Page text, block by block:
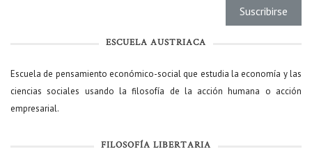
ESCUELA AUSTRIACA
Escuela de pensamiento económico-social que estudia la economía y las
ciencias sociales usando la filosofía de la acción humana o acción
empresarial.
FILOSOFÍA LIBERTARIA